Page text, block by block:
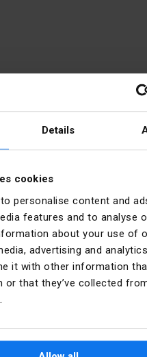
Details
cookies
personalise content and
features and to analyse
about your use of
advertising and
it with other information
or that they’ve collected
- 17:00
- 15:00
Indirizzo della